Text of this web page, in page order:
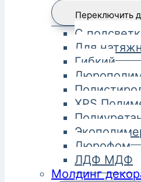
Переключить
С
Для
Гибкий
XPS
Дюрофом
ЛДФ МДФ
Молдинг